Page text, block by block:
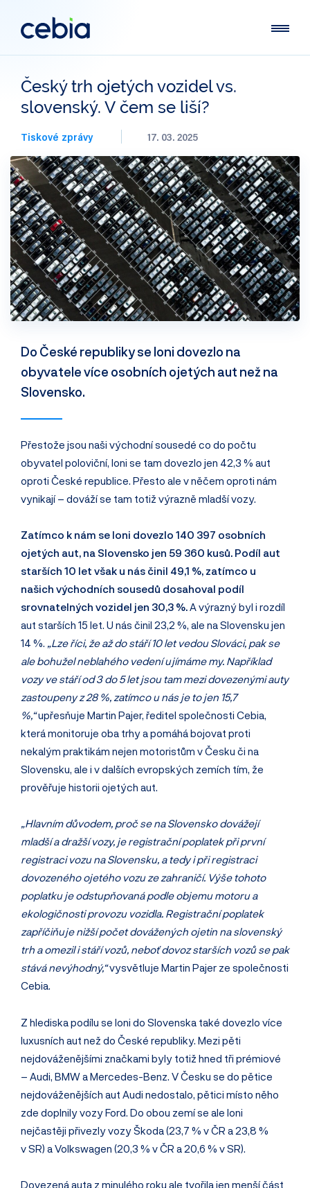
Český trh ojetých vozidel vs.
slovenský. V čem se liší?
Tiskové zprávy 17. 03. 2025
Do České republiky se loni dovezlo na
obyvatele více osobních ojetých aut než na
Slovensko.
Přestože jsou naši východní sousedé co do počtu
obyvatel poloviční, loni se tam dovezlo jen 42,3 % aut
oproti České republice. Přesto ale v něčem oproti nám
vynikají – dováží se tam totiž výrazně mladší vozy.
Zatímco k nám se loni dovezlo 140 397 osobních
ojetých aut, na Slovensko jen 59 360 kusů. Podíl aut
starších 10 let však u nás činil 49,1 %, zatímco u
našich východních sousedů dosahoval podíl
srovnatelných vozidel jen 30,3 %.A výrazný byl i rozdíl
aut starších 15 let. U nás činil 23,2 %, ale na Slovensku jen
14 %. „Lze říci, že až do stáří 10 let vedou Slováci, pak se
ale bohužel neblahého vedení ujímáme my. Například
vozy ve stáří od 3 do 5 let jsou tam mezi dovezenými auty
zastoupeny z 28 %, zatímco u nás je to jen 15,7
%,“upřesňuje Martin Pajer, ředitel společnosti Cebia,
která monitoruje oba trhy a pomáhá bojovat proti
nekalým praktikám nejen motoristům v Česku či na
Slovensku, ale i v dalších evropských zemích tím, že
prověřuje historii ojetých aut.
„Hlavním důvodem, proč se na Slovensko dovážejí
mladší a dražší vozy, je registrační poplatek při první
registraci vozu na Slovensku, a tedy i při registraci
dovozeného ojetého vozu ze zahraničí. Výše tohoto
poplatku je odstupňovaná podle objemu motoru a
ekologičnosti provozu vozidla. Registrační poplatek
zapříčiňuje nižší počet dovážených ojetin na slovenský
trh a omezil i stáří vozů, neboť dovoz starších vozů se pak
stává nevýhodný,“vysvětluje Martin Pajer ze společnosti
Cebia.
Z hlediska podílu se loni do Slovenska také dovezlo více
luxusních aut než do České republiky. Mezi pěti
nejdováženějšími značkami byly totiž hned tři prémiové
– Audi, BMW a Mercedes-Benz. V Česku se do pětice
nejdováženějších aut Audi nedostalo, pětici místo něho
zde doplnily vozy Ford. Do obou zemí se ale loni
nejčastěji přivezly vozy Škoda (23,7 % v ČR a 23,8 %
v SR) a Volkswagen (20,3 % v ČR a 20,6 % v SR).
Dovezená auta z minulého roku ale tvořila jen menší část